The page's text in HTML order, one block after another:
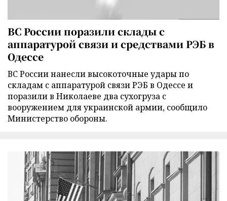
ВС России поразили склады с
аппаратурой связи и средствами РЭБ в
Одессе
ВС России нанесли высокоточные удары по
складам с аппаратурой связи РЭБ в Одессе и
поразили в Николаеве два сухогруза с
вооружением для украинской армии, сообщило
Министерство обороны.